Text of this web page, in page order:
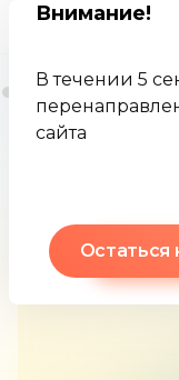
Внимание!
В течении 5
сайта
Остаться
Откат